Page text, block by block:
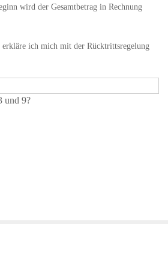
wird der Gesamtbetrag in Rechnung
ich mich mit der Rücktrittsregelung
und 9?